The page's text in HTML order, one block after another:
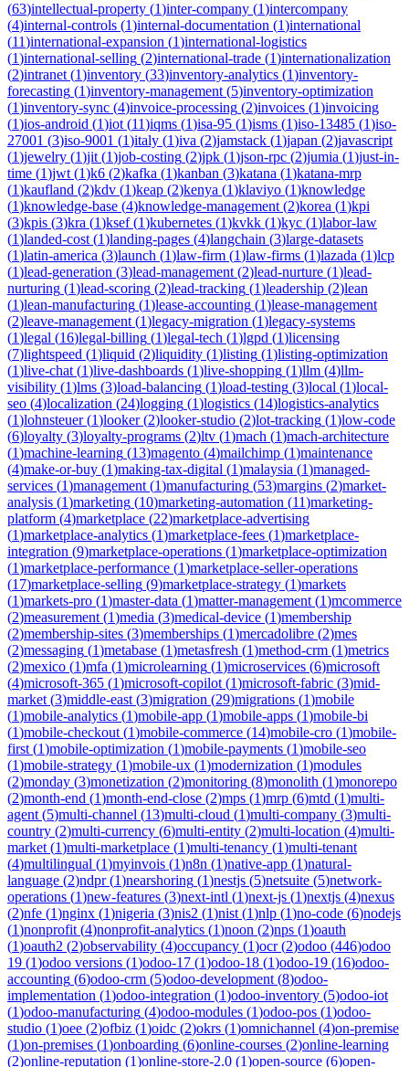
(63)intellectual-property (1)inter-company (1)intercompany
(4)internal-controls (1)internal-documentation (1)international
(11)international-expansion (1)international-logistics
(1)international-selling (2)international-trade (1)internationalization
(2)intranet (1)inventory (33)inventory-analytics (1)inventory-
forecasting (1)inventory-management (5)inventory-optimization
(1)inventory-sync (4)invoice-processing (2)invoices (1)invoicing
(1)ios-android (1)iot (11)iqms (1)isa-95 (1)isms (1)iso-13485 (1)iso-
27001 (3)iso-9001 (1)italy (1)iva (2)jamstack (1)japan (2)javascript
(1)jewelry (1)jit (1)job-costing (2)jpk (1)json-rpc (2)jumia (1)just-in-
time (1)jwt (1)k6 (2)kafka (1)kanban (3)katana (1)katana-mrp
(1)kaufland (2)kdv (1)keap (2)kenya (1)klaviyo (1)knowledge
(1)knowledge-base (4)knowledge-management (2)korea (1)kpi
(3)kpis (3)kra (1)ksef(1)kubernetes (1)kvkk (1)kyc (1)labor-law
(1)landed-cost (1)landing-pages (4)langchain (3)large-datasets
(1)latin-america (3)launch (1)law-firm (1)law-firms (1)lazada (1)lcp
(1)lead-generation (3)lead-management (2)lead-nurture (1)lead-
nurturing (1)lead-scoring (2)lead-tracking (1)leadership (2)lean
(1)lean-manufacturing (1)lease-accounting (1)lease-management
(2)leave-management (1)legacy-migration (1)legacy-systems
(1)legal (16)legal-billing (1)legal-tech (1)lgpd (1)licensing
(7)lightspeed (1)liquid (2)liquidity (1)listing (1)listing-optimization
(1)live-chat (1)live-dashboards (1)live-shopping (1)llm (4)llm-
visibility (1)lms (3)load-balancing (1)load-testing (3)local (1)local-
seo (4)localization (24)logging (1)logistics (14)logistics-analytics
(1)lohnsteuer(1)looker(2)looker-studio (2)lot-tracking (1)low-code
(6)loyalty (3)loyalty-programs (2)ltv (1)mach (1)mach-architecture
(1)machine-learning (13)magento (4)mailchimp (1)maintenance
(4)make-or-buy (1)making-tax-digital (1)malaysia (1)managed-
services (1)management (1)manufacturing (53)margins (2)market-
analysis (1)marketing (10)marketing-automation (11)marketing-
platform (4)marketplace (22)marketplace-advertising
(1)marketplace-analytics (1)marketplace-fees (1)marketplace-
integration (9)marketplace-operations (1)marketplace-optimization
(1)marketplace-performance (1)marketplace-seller-operations
(17)marketplace-selling (9)marketplace-strategy (1)markets
(1)markets-pro (1)master-data (1)matter-management (1)mcommerce
(2)measurement (1)media (3)medical-device (1)membership
(2)membership-sites (3)memberships (1)mercadolibre (2)mes
(2)messaging (1)metabase (1)metasfresh (1)method-crm (1)metrics
(2)mexico (1)mfa (1)microlearning (1)microservices (6)microsoft
(4)microsoft-365 (1)microsoft-copilot (1)microsoft-fabric (3)mid-
market (3)middle-east (3)migration (29)migrations (1)mobile
(1)mobile-analytics (1)mobile-app (1)mobile-apps (1)mobile-bi
(1)mobile-checkout (1)mobile-commerce (14)mobile-cro (1)mobile-
first (1)mobile-optimization (1)mobile-payments (1)mobile-seo
(1)mobile-strategy (1)mobile-ux (1)modernization (1)modules
(2)monday (3)monetization (2)monitoring (8)monolith (1)monorepo
(2)month-end (1)month-end-close (2)mps (1)mrp (6)mtd (1)multi-
agent (5)multi-channel (13)multi-cloud (1)multi-company (3)multi-
country (2)multi-currency (6)multi-entity (2)multi-location (4)multi-
market (1)multi-marketplace (1)multi-tenancy (1)multi-tenant
(4)multilingual (1)myinvois (1)n8n (1)native-app (1)natural-
language (2)ndpr(1)nearshoring (1)nestjs (5)netsuite (5)network-
operations (1)new-features (3)next-intl (1)next-js (1)nextjs (4)nexus
(2)nfe (1)nginx (1)nigeria (3)nis2 (1)nist (1)nlp (1)no-code (6)nodejs
(1)nonprofit (4)nonprofit-analytics (1)noon (2)nps (1)oauth
(1)oauth2 (2)observability (4)occupancy (1)ocr(2)odoo (446)odoo
19 (1)odoo versions (1)odoo-17 (1)odoo-18 (1)odoo-19 (16)odoo-
accounting (6)odoo-crm (5)odoo-development (8)odoo-
implementation (1)odoo-integration (1)odoo-inventory (5)odoo-iot
(1)odoo-manufacturing (4)odoo-modules (1)odoo-pos (1)odoo-
studio (1)oee (2)ofbiz (1)oidc (2)okrs (1)omnichannel (4)on-premise
(1)on-premises (1)onboarding (6)online-courses (2)online-learning
(2)online-reputation (1)online-store-2.0 (1)open-source (6)open-